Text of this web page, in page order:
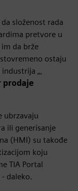
složenost rada
pretvore u
da brže
ostaju
„,
prodaje
ubrzavaju
ili generisanje
(HMI) su takođe
koju
TIA Portal
daleko.